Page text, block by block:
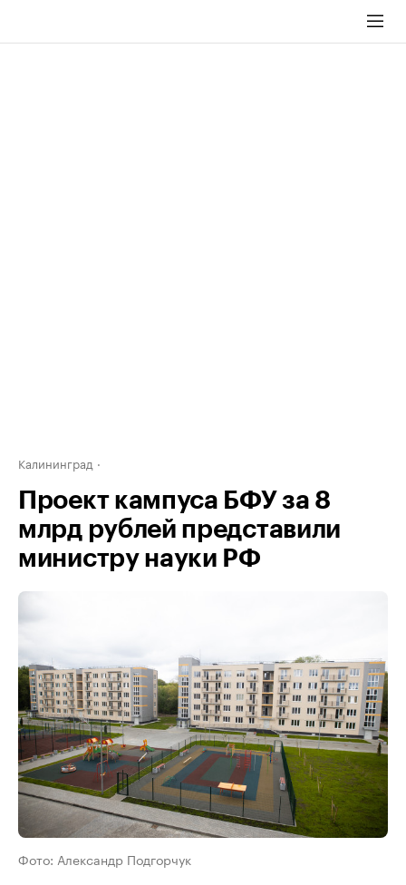
Калининград
Проект кампуса БФУ за 8
млрд рублей представили
министру науки РФ
Фото: Александр Подгорчук